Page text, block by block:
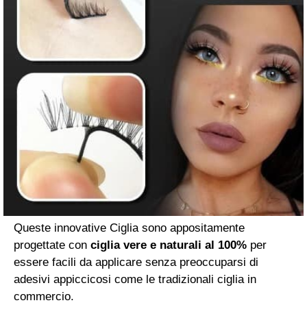
Queste innovative Ciglia sono appositamente
progettate con ciglia vere e naturali al 100% per
essere facili da applicare senza preoccuparsi di
adesivi appiccicosi come le tradizionali ciglia in
commercio.